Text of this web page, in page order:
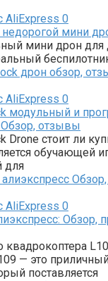
AliExpress 0
мини
мини дрон для
AliExpress 0
модульный и
отзывы
Drone стоит ли
обучающей
для
AliExpress 0
Обзор,
квадрокоптера
— это
поставляется